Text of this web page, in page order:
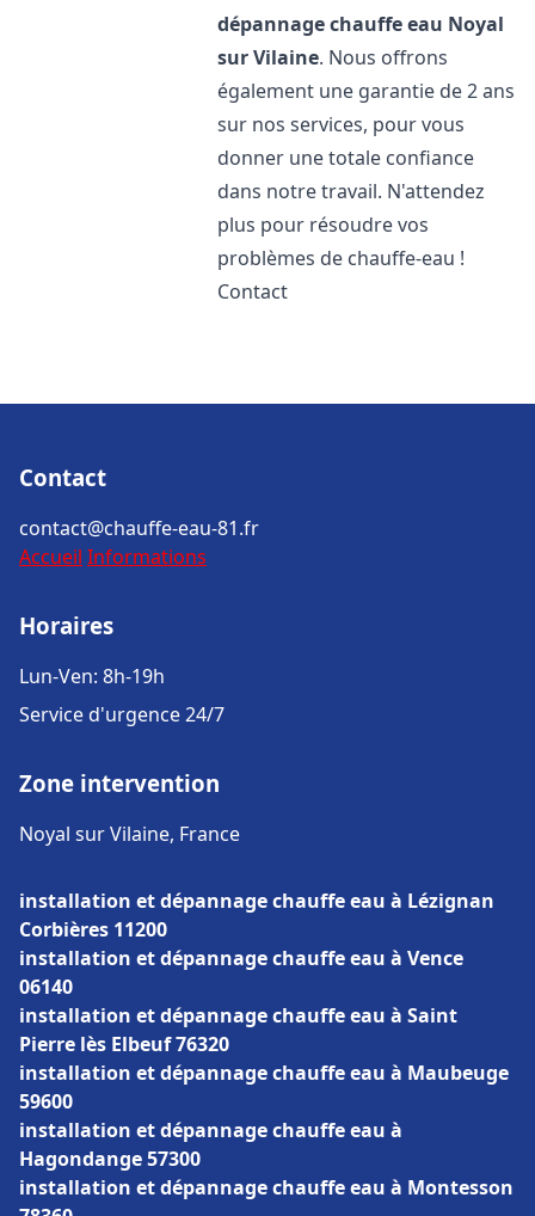
dépannage chauffe eau Noyal
sur Vilaine. Nous offrons
également une garantie de 2 ans
sur nos services, pour vous
donner une totale confiance
dans notre travail. N'attendez
plus pour résoudre vos
problèmes de chauffe-eau !
Contact
Contact
contact@chauffe-eau-81.fr
Accueil Informations
Horaires
Lun-Ven: 8h-19h
Service d'urgence 24/7
Zone intervention
Noyal sur Vilaine, France
installation et dépannage chauffe eau à Lézignan
Corbières 11200
installation et dépannage chauffe eau à Vence
06140
installation et dépannage chauffe eau à Saint
Pierre lès Elbeuf 76320
installation et dépannage chauffe eau à Maubeuge
59600
installation et dépannage chauffe eau à
Hagondange 57300
installation et dépannage chauffe eau à Montesson